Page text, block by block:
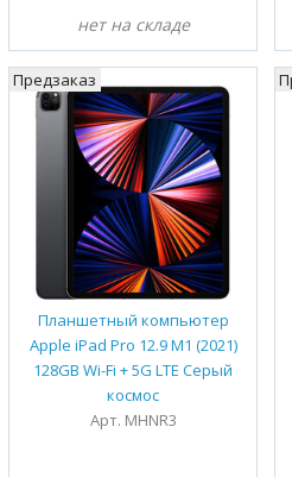
нет на складе
Планшетный компьютер
Apple iPad Pro 12.9 M1 (2021)
128GB Wi-Fi + 5G LTE Серый
космос
Арт. MHNR3
Предзаказ